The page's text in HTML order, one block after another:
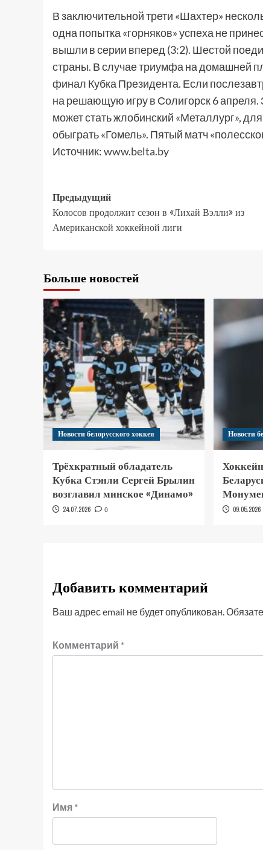
В заключительной трети «Шахтер»
одна попытка «горняков» успеха не
вышли в серии вперед (3:2). Шестой
страны. В случае триумфа на домашней
финал Кубка Президента. Если
на решающую игру в Солигорск 6
может стать жлобинский «Металлург»,
обыграть «Гомель». Пятый матч
Источник:www.belta.by
Предыдущий
Колосов продолжит сезон в «Лихай Вэлли» из
Американской хоккейной лиги
Больше новостей
Новости белорусского хоккея
Трёхкратный обладатель
Кубка Стэнли Сергей Брылин
возглавил минское «Динамо»
24.07.2026 0
Новости
09.05.2026
Добавить комментарий
Ваш адрес email не будет опубликован.
Комментарий *
Имя *